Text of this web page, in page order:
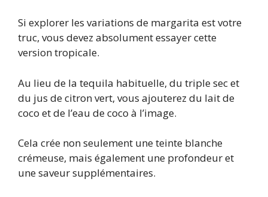
Si explorer les variations de margarita est votre
truc, vous devez absolument essayer cette
version tropicale.
Au lieu de la tequila habituelle, du triple sec et
du jus de citron vert, vous ajouterez du lait de
coco et de l’eau de coco à l’image.
Cela crée non seulement une teinte blanche
crémeuse, mais également une profondeur et
une saveur supplémentaires.